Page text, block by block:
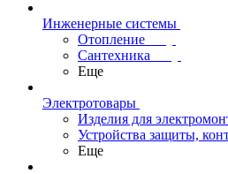
Инженерные системы
Отопление
Сантехника
Еще
Электротовары
Изделия для
Устройства защиты,
Еще